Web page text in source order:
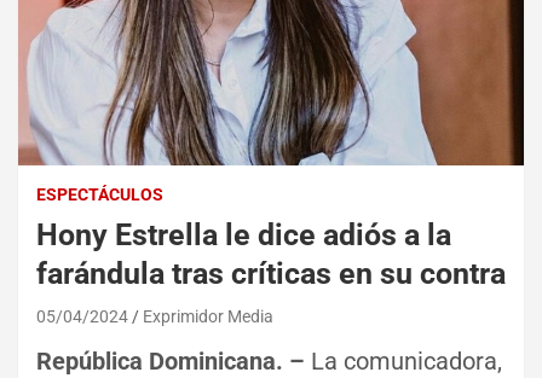
ESPECTÁCULOS
Hony Estrella le dice adiós a la
farándula tras críticas en su contra
05/04/2024 Exprimidor Media
República Dominicana. – La comunicadora,